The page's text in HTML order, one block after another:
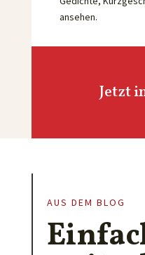
ansehen.
Jetzt
AUS DEM BLOG